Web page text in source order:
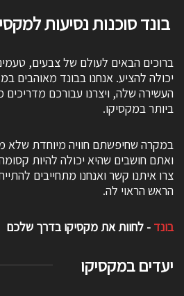
בונד סוכנות נסיעות
ברוכים הבאים לעולם של צבעים, טעמים
יכולה להציע. אנחנו בבונד מאוהבים
העשירה שלה, ויצרנו עבורכם מדריכים
ביותר במקסיקו.
במקרה שחיפשתם חוויה מיוחדת שלא
ואתם חושבים שהיא יכולה להיות קסומה
צרו איתנו קשר ואנחנו מתחייבים
הראש הראוי לה.
בונד- לחוות את מקסיקו בדרך שלכם
יעדים במקסיקו